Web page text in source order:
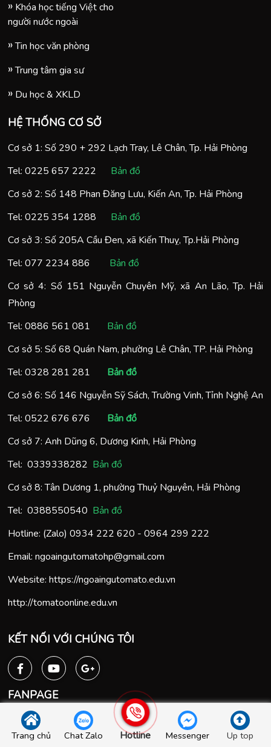
Khóa học tiếng Việt cho
người nước ngoài
Tin học văn phòng
Trung tâm gia sư
Du học & XKLD
HỆ THỐNG CƠ SỞ
Cơ sở 1: Số 290 + 292 Lạch Tray, Lê Chân, Tp. Hải Phòng
Tel: 0225 657 2222
Bản đồ
Cơ sở 2: Số 148 Phan Đăng Lưu, Kiến An, Tp. Hải Phòng
Tel: 0225 354 1288
Bản đồ
Cơ sở 3: Số 205A Cầu Đen, xã Kiến Thuỵ, Tp.Hải Phòng
Tel: 077 2234 886
Bản đồ
Cơ sở 4: Số 151 Nguyễn Chuyên Mỹ, xã An Lão, Tp. Hải
Phòng
Tel: 0886 561 081
Bản đồ
Cơ sở 5: Số 68 Quán Nam, phường Lê Chân, TP. Hải Phòng
Tel: 0328 281 281
Bản đồ
Cơ sở 6: Số 146 Nguyễn Sỹ Sách, Trường Vinh, Tỉnh Nghệ An
Tel: 0522 676 676
Bản đồ
Cơ sở 7: Anh Dũng 6, Dương Kinh, Hải Phòng
Tel: 0339338282 Bản đồ
Cơ sở 8: Tân Dương 1, phường Thuỷ Nguyên, Hải Phòng
Tel: 0388550540 Bản đồ
Hotline: (Zalo) 0934 222 620 - 0964 299 222
Email: ngoaingutomatohp@gmail.com
Website: https://ngoaingutomato.edu.vn
http://tomatoonline.edu.vn
KẾT NỐI VỚI CHÚNG TÔI
FANPAGE
Trang chủ Chat Zalo Hotline Messenger Up top